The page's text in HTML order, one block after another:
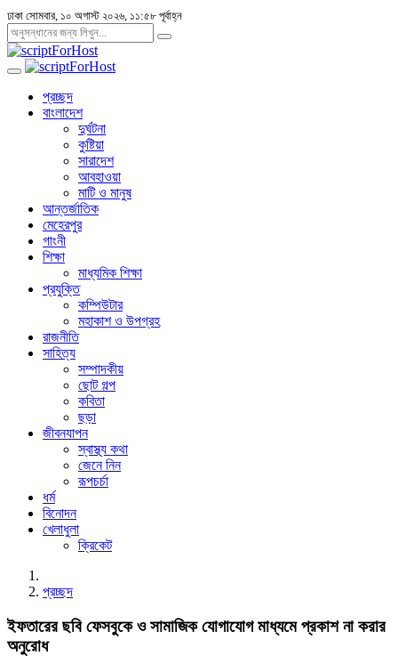
ঢাকা সোমবার, ১০ অগাস্ট ২০২৬, ১১:৫৮ পূর্বাহ্ন
প্রচ্ছদ
বাংলাদেশ
দুর্ঘটনা
কুষ্টিয়া
সারাদেশ
আবহাওয়া
মাটি ও মানুষ
আন্তর্জাতিক
মেহেরপুর
গাংনী
শিক্ষা
মাধ্যমিক শিক্ষা
প্রযুক্তি
কম্পিউটার
মহাকাশ ও উপগ্রহ
রাজনীতি
সাহিত্য
সম্পাদকীয়
ছোট গল্প
কবিতা
ছড়া
জীবনযাপন
স্বাস্থ্য কথা
জেনে নিন
রূপচর্চা
ধর্ম
বিনোদন
খেলাধুলা
ক্রিকেট
প্রচ্ছদ
ইফতারের ছবি ফেসবুকে ও সামাজিক যোগাযোগ মাধ্যমে প্রকাশ না করার
অনুরোধ